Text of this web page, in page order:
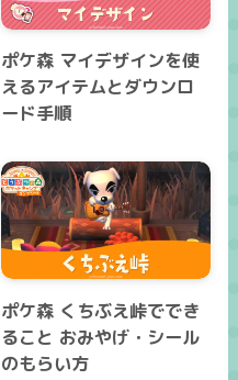
ポケ森 マイデザインを使
えるアイテムとダウンロ
ード手順
ポケ森 くちぶえ峠ででき
ること おみやげ・シール
のもらい方